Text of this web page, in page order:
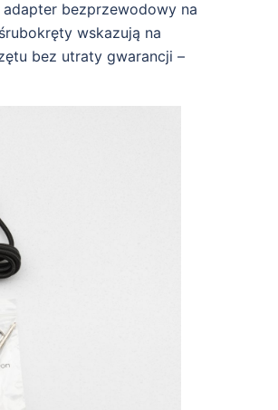
bezprzewodowy na
wskazują na
bez utraty gwarancji –